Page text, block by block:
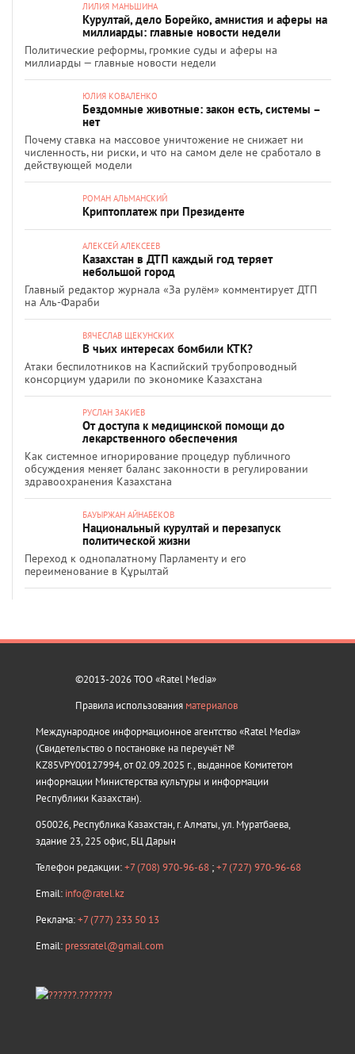
ЛИЛИЯ МАНЬШИНА
Курултай, дело Борейко, амнистия и аферы на
миллиарды: главные новости недели
Политические реформы, громкие суды и аферы на
миллиарды — главные новости недели
ЮЛИЯ КОВАЛЕНКО
Бездомные животные: закон есть, системы –
нет
Почему ставка на массовое уничтожение не снижает ни
численность, ни риски, и что на самом деле не сработало в
действующей модели
РОМАН АЛЬМАНСКИЙ
Криптоплатеж при Президенте
АЛЕКСЕЙ АЛЕКСЕЕВ
Казахстан в ДТП каждый год теряет
небольшой город
Главный редактор журнала «За рулём» комментирует ДТП
на Аль-Фараби
ВЯЧЕСЛАВ ЩЕКУНСКИХ
В чьих интересах бомбили КТК?
Атаки беспилотников на Каспийский трубопроводный
консорциум ударили по экономике Казахстана
РУСЛАН ЗАКИЕВ
От доступа к медицинской помощи до
лекарственного обеспечения
Как системное игнорирование процедур публичного
обсуждения меняет баланс законности в регулировании
здравоохранения Казахстана
БАУЫРЖАН АЙНАБЕКОВ
Национальный курултай и перезапуск
политической жизни
Переход к однопалатному Парламенту и его
переименование в Құрылтай
©2013-2026 ТОО «Ratel Media»
Правила использования материалов
Международное информационное агентство «Ratel Media»
(Свидетельство о постановке на переучёт №
KZ85VPY00127994, от 02.09.2025 г., выданное Комитетом
информации Министерства культуры и информации
Республики Казахстан).
050026, Республика Казахстан, г. Алматы, ул. Муратбаева,
здание 23, 225 офис, БЦ Дарын
Телефон редакции:+7 (708) 970-96-68 ;+7 (727) 970-96-68
Email: info@ratel.kz
Реклама:+7 (777) 233 50 13
Email: pressratel@gmail.com